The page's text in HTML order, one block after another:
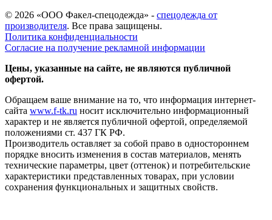
© 2026 «ООО Факел-спецодежда» - спецодежда от
производителя. Все права защищены.
Политика конфиденциальности
Согласие на получение рекламной информации
Цены, указанные на сайте, не являются публичной
офертой.
Обращаем ваше внимание на то, что информация интернет-
сайта www.f-tk.ru носит исключительно информационный
характер и не является публичной офертой, определяемой
положениями ст. 437 ГК РФ.
Производитель оставляет за собой право в одностороннем
порядке вносить изменения в состав материалов, менять
технические параметры, цвет (оттенок) и потребительские
характеристики представленных товарах, при условии
сохранения функциональных и защитных свойств.